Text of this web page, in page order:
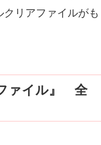
リアファイルがも
ァイル』 全